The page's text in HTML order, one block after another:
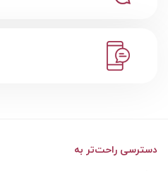
دسترسی راحت‌تر به